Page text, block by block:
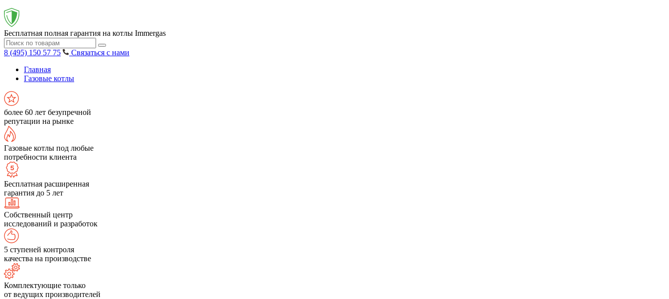
Бесплатная полная гарантия на котлы Immergas
8 (495) 150 57 75
Связаться с нами
Главная
Газовые котлы
более 60 лет безупречной
репутации на рынке
Газовые котлы под любые
потребности клиента
Бесплатная расширенная
гарантия до 5 лет
Собственный центр
исследований и разработок
5 ступеней контроля
качества на производстве
Комплектующие только
от ведущих производителей